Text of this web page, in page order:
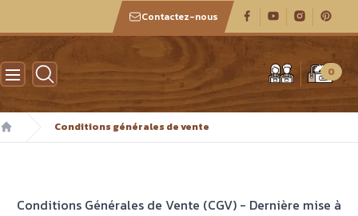
Contactez-nous
Atelier des boiseux 0
Accueil
Conditions générales de vente
Conditions Générales de Vente (CGV) - Dernière mise à